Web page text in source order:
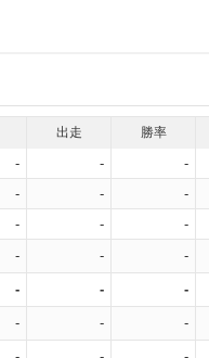
出走 勝率
- - -
- - -
- - -
- - -
- - -
- - -